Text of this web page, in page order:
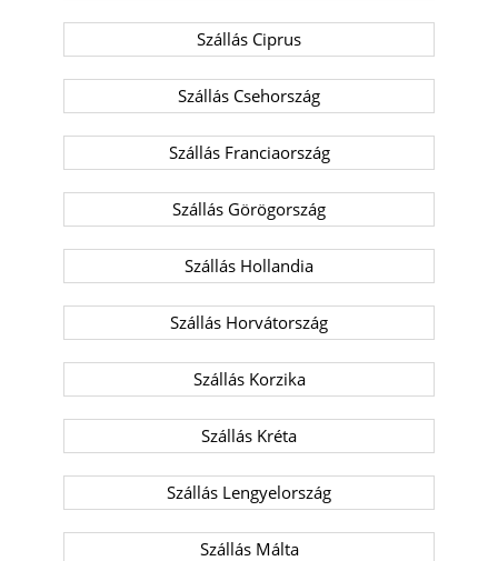
Szállás Ciprus
Szállás Csehország
Szállás Franciaország
Szállás Görögország
Szállás Hollandia
Szállás Horvátország
Szállás Korzika
Szállás Kréta
Szállás Lengyelország
Szállás Málta